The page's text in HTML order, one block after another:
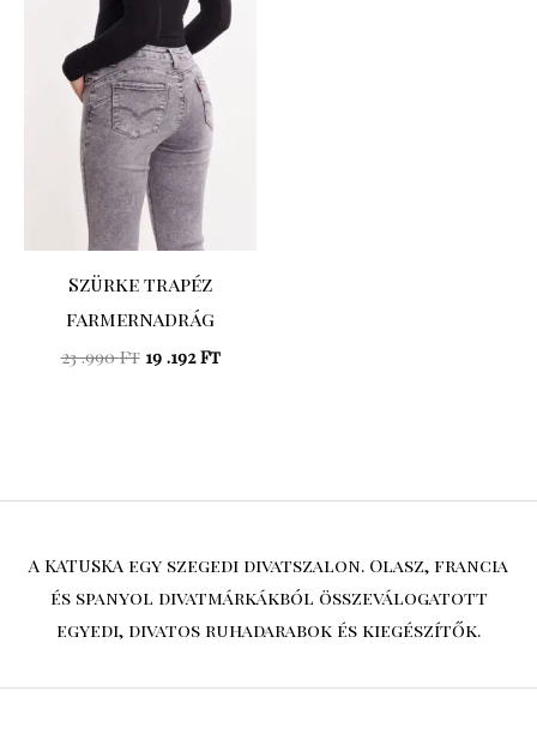
Szürke trapéz
farmernadrág
23 .990Ft
.990 Ft.
19 .192Ft
19
.192 Ft.
A KATUSKA egy szegedi divatszalon. Olasz, francia
és spanyol divatmárkákból összeválogatott
egyedi, divatos ruhadarabok és kiegészítők.